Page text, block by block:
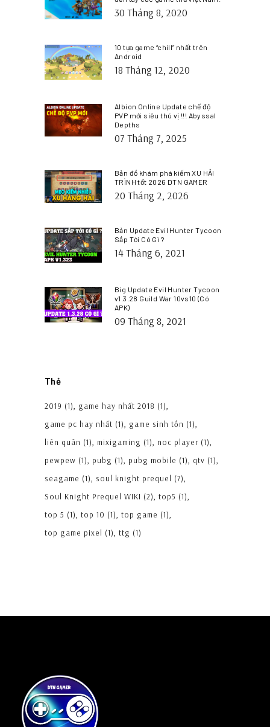
30 Tháng 8, 2020
10 tựa game “chill” nhất trên
Android
18 Tháng 12, 2020
Albion Online Update chế độ
PVP mới siêu thú vị !!! Abyssal
Depths
07 Tháng 7, 2025
Bản đồ khám phá kiếm XU HẢI
TRÌNH tốt 2026 DTN GAMER
20 Tháng 2, 2026
Bản Update Evil Hunter Tycoon
Sắp Tới Có Gì ?
14 Tháng 6, 2021
Big Update Evil Hunter Tycoon
v1.3.28 Guild War 10vs10 (Có
APK)
09 Tháng 8, 2021
Thẻ
2019 (1) game hay nhất 2018 (1)
game pc hay nhất (1) game sinh tồn (1)
liên quân (1) mixigaming (1) noc player (1)
pewpew (1) pubg (1) pubg mobile (1) qtv (1)
seagame (1) soul knight prequel (7)
Soul Knight Prequel WIKI (2) top5 (1)
top 5 (1) top 10 (1) top game (1)
top game pixel (1) ttg (1)